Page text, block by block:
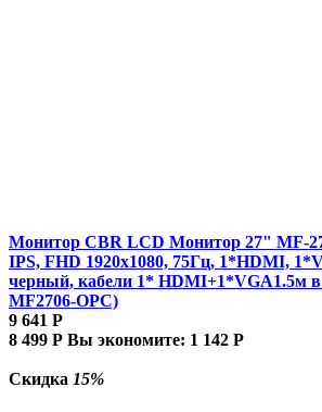
Монитор CBR LCD Монитор 27" MF-
IPS, FHD 1920x1080, 75Гц, 1*HDMI,
черный, кабели 1* HDMI+1*VGA1.5м
MF2706-OPC)
9 641 Р
8 499 Р Вы экономите: 1 142 Р
Скидка 15%